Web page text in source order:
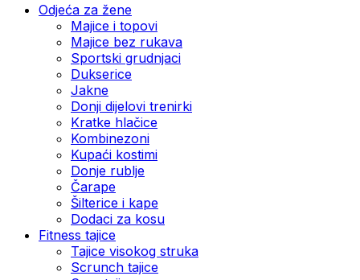
Odjeća za žene
Majice i topovi
Majice bez rukava
Sportski grudnjaci
Dukserice
Jakne
Donji dijelovi trenirki
Kratke hlačice
Kombinezoni
Kupaći kostimi
Donje rublje
Čarape
Šilterice i kape
Dodaci za kosu
Fitness tajice
Tajice visokog struka
Scrunch tajice